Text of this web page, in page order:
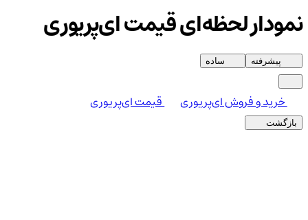
نمودار لحظه‌ای قیمت ای‌پریوری
پیشرفته ساده
خرید و فروش ای‌پریوری قیمت ای‌پریوری
بازگشت